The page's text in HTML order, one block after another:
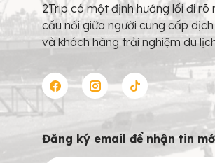
2Trip có một định hướng lối đi rõ
cầu nối giữa người cung cấp
và khách hàng trải nghiệm du
Đăng ký email để nhận tin